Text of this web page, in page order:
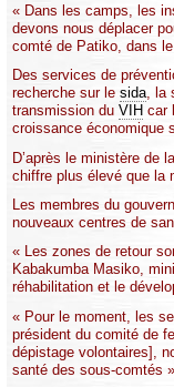
« Dans les camps, les
devons nous déplacer
comté de Patiko, dans
Des services de
recherche sur le sida, la
transmission du VIH car
croissance économique
D’après le ministère de
chiffre plus élevé que la
Les membres du
nouveaux centres de
« Les zones de retour
Kabakumba Masiko,
réhabilitation et le
« Pour le moment, les
président du comité de
dépistage volontaires],
santé des sous-comtés